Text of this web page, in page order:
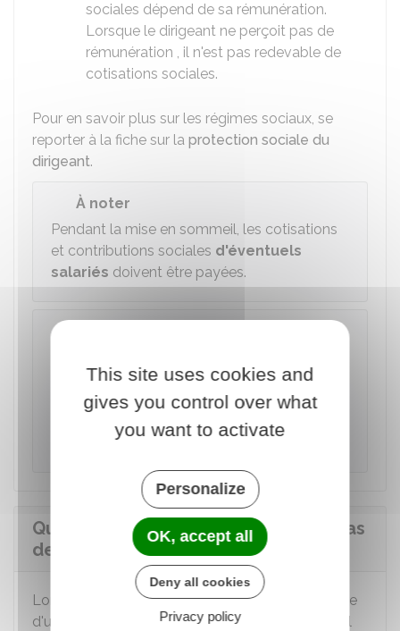
sociales dépend de sa rémunération.
Lorsque le dirigeant ne perçoit pas de
rémunération , il n'est pas redevable de
cotisations sociales.
Pour en savoir plus sur les régimes sociaux, se
reporter à la fiche sur la protection sociale du
dirigeant.
À noter
Pendant la mise en sommeil, les cotisations
et contributions sociales d'éventuels
salariés doivent être payées.
dirigeant bénéficie au titre de l'aide à la
création ou à la reprise d'une entreprise
est maintenue pendant la période de
cessation temporaire d'activité.
Que devient le bail commercial en cas
de mise en sommeil de la société ?
Lorsqu'une société mise en sommeil est locataire
d'un bail commercial, elle peut conserver le local
This site uses cookies and
gives you control over what
you want to activate
Personalize
OK, accept all
Deny all cookies
Privacy policy